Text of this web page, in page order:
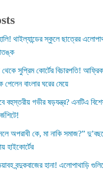
থাইল্যান্ডের স্কুলে ছাত্রের
থেকে সুপ্রিম কোর্টের বিচারপতি!
পেলেন বাংলার ঘরের মেয়ে
বহুস্তরীয় গভীর ষড়যন্ত্র? এনটিএ
অপরাধী কে, মা নাকি সমাজ?”
হাইকোর্টের
বন্দুকবাজের হানা! এলোপাথাড়ি